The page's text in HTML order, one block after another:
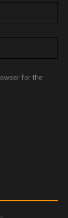
for the